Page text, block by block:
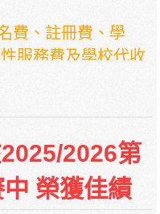
費、註冊費、學
服務費及學校代收
2026第
榮獲佳績